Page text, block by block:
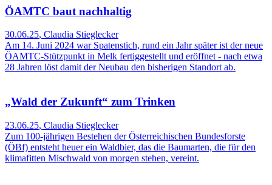
ÖAMTC baut nachhaltig
30.06.25, Claudia Stieglecker
Am 14. Juni 2024 war Spatenstich, rund ein Jahr später ist der neue
ÖAMTC-Stützpunkt in Melk fertiggestellt und eröffnet - nach etwa
28 Jahren löst damit der Neubau den bisherigen Standort ab.
„Wald der Zukunft“ zum Trinken
23.06.25, Claudia Stieglecker
Zum 100-jährigen Bestehen der Österreichischen Bundesforste
(ÖBf) entsteht heuer ein Waldbier, das die Baumarten, die für den
klimafitten Mischwald von morgen stehen, vereint.